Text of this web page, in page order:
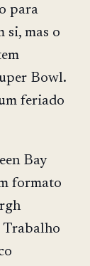
para
si, mas o
Bowl.
feriado
Bay
formato
Trabalho